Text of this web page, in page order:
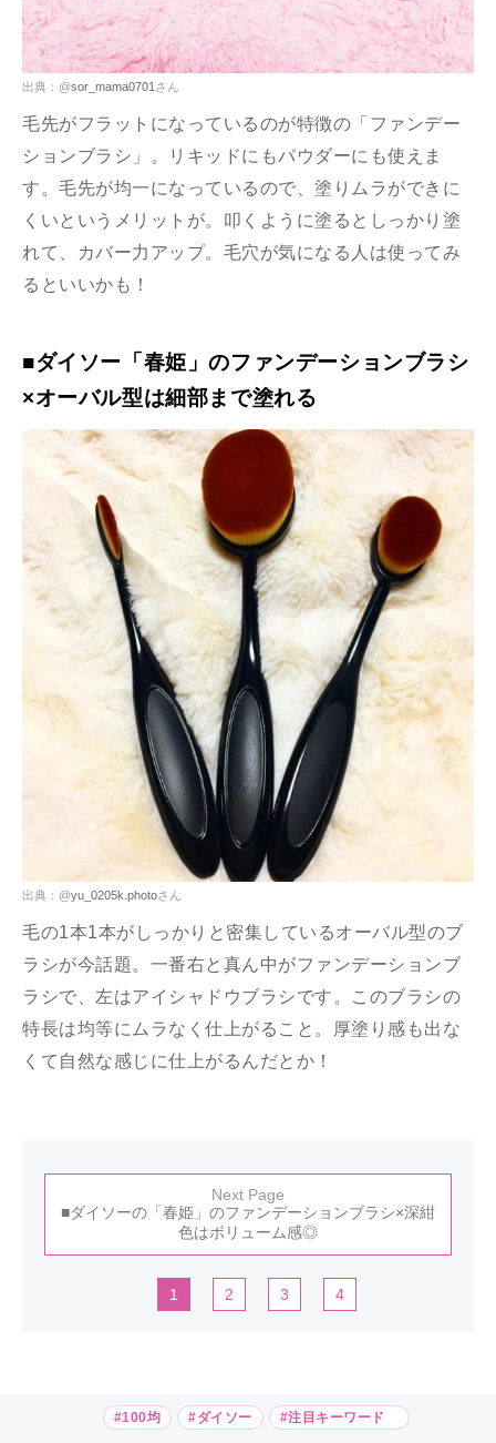
出典：@sor_mama0701 さん
毛先がフラットになっているのが特徴の「ファンデー
ションブラシ」。リキッドにもパウダーにも使えま
す。毛先が均一になっているので、塗りムラができに
くいというメリットが。叩くように塗るとしっかり塗
れて、カバー力アップ。毛穴が気になる人は使ってみ
るといいかも！
■ダイソー「春姫」のファンデーションブラシ
×オーバル型は細部まで塗れる
出典：@yu_0205k.photoさん
毛の1本1本がしっかりと密集しているオーバル型のブ
ラシが今話題。一番右と真ん中がファンデーションブ
ラシで、左はアイシャドウブラシです。このブラシの
特長は均等にムラなく仕上がること。厚塗り感も出な
くて自然な感じに仕上がるんだとか！
Next Page
■ダイソーの「春姫」のファンデーションブラシ×深紺
色はボリューム感◎
1 2 3 4
#100均 #ダイソー #注目キーワード